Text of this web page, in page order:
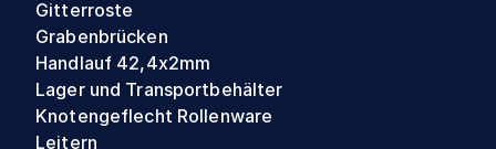
Gitterroste
Grabenbrücken
Handlauf 42,4x2mm
Lager und Transportbehälter
Knotengeflecht Rollenware
Leitern